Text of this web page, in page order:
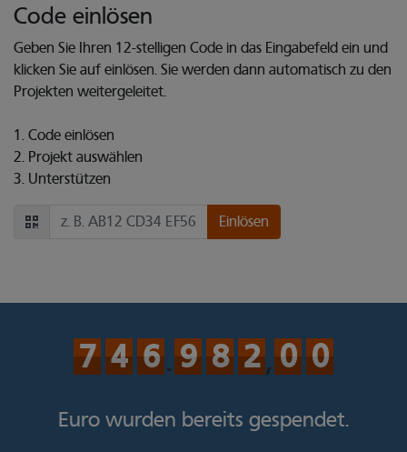
Code einlösen
Geben Sie Ihren 12-stelligen Code in das Eingabefeld ein und
klicken Sie auf einlösen. Sie werden dann automatisch zu den
Projekten weitergeleitet.
Code einlösen
Projekt auswählen
Unterstützen
Code einlösen
Code einlösen Einlösen
7
7
7
7 4
4
4
4 6
6
6
6. 9
9
9
9 8
8
8
8 2
2
2
2, 0
0
0
0 0
0
0
0
Euro wurden bereits gespendet.